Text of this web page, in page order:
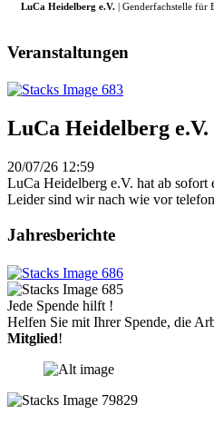
LuCa Heidelberg e.V. | Genderfachstelle
Veranstaltungen
LuCa Heidelberg
20/07/26 12:59
LuCa Heidelberg e.V. hat ab sofort
Leider sind wir nach wie vor
Jahresberichte
Jede Spende hilft !
Helfen Sie mit Ihrer Spende, die
Mitglied!